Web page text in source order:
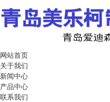
网站首页
关于我们
新闻中心
产品中心
联系我们